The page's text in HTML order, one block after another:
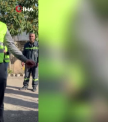
Karabük
Kilis
Osmaniye
Düzce